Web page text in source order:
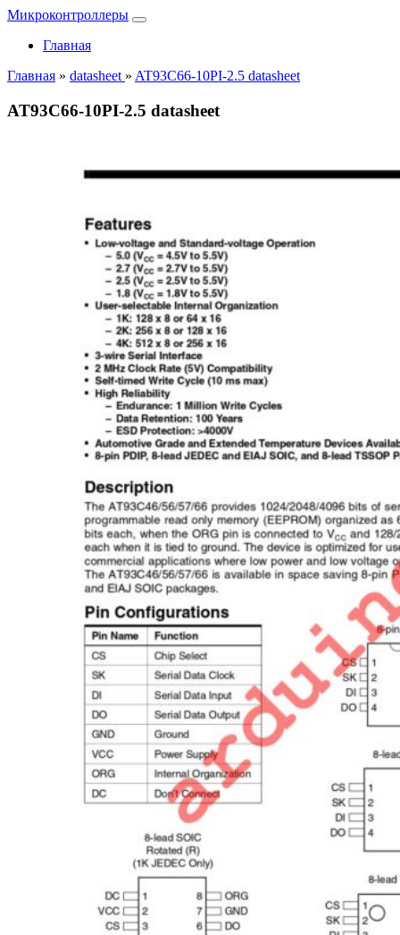
Микроконтроллеры
Главная
Главная » datasheet » AT93C66-10PI-2.5 datasheet
AT93C66-10PI-2.5 datasheet